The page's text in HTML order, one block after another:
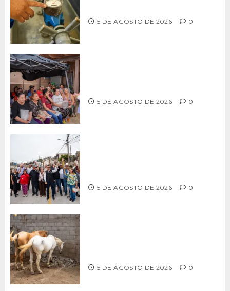
5 DE AGOSTO DE 2026 0
5 DE AGOSTO DE 2026 0
5 DE AGOSTO DE 2026 0
5 DE AGOSTO DE 2026 0